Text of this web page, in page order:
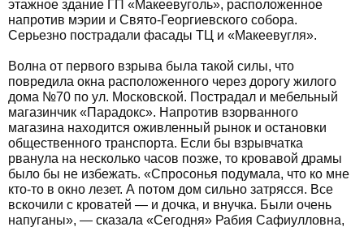
этажное здание ГП «Макеевуголь», расположенное
напротив мэрии и Свято-Георгиевского собора.
Серьезно пострадали фасады ТЦ и «Макеевугля».
Волна от первого взрыва была такой силы, что
повредила окна расположенного через дорогу жилого
дома №70 по ул. Московской. Пострадал и мебельный
магазинчик «Парадокс». Напротив взорванного
магазина находится оживленный рынок и остановки
общественного транспорта. Если бы взрывчатка
рванула на несколько часов позже, то кровавой драмы
было бы не избежать. «Спросонья подумала, что ко мне
кто-то в окно лезет. А потом дом сильно затрясся. Все
вскочили с кроватей — и дочка, и внучка. Были очень
напуганы», — сказала «Сегодня» Рабия Сафиулловна,